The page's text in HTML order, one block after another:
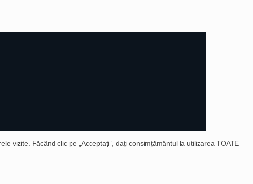
vizite. Făcând clic pe „Acceptați”, dați consimțământul la utilizarea TOATE